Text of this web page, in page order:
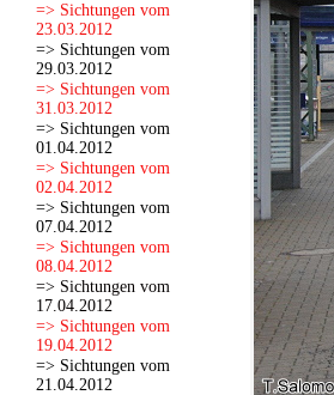
=> Sichtungen vom
23.03.2012
=> Sichtungen vom
29.03.2012
=> Sichtungen vom
31.03.2012
=> Sichtungen vom
01.04.2012
=> Sichtungen vom
02.04.2012
=> Sichtungen vom
07.04.2012
=> Sichtungen vom
08.04.2012
=> Sichtungen vom
17.04.2012
=> Sichtungen vom
19.04.2012
=> Sichtungen vom
21.04.2012